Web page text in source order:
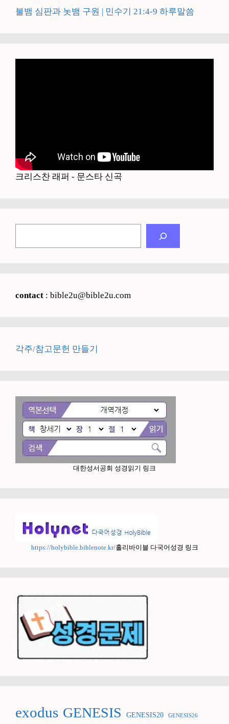
불뱀 심판과 놋뱀 구원 | 민수기 21:4-9 하루말씀
크리스찬 래퍼 - 문스타 신곡
contact : bible2u@bible2u.com
각주/참고문헌 만들기
대한성서공회 성경읽기 링크
https://holybible.biblenote.kr/홀리바이블 다국어성경 링크
exodus GENESIS GENESIS20 GENESIS26